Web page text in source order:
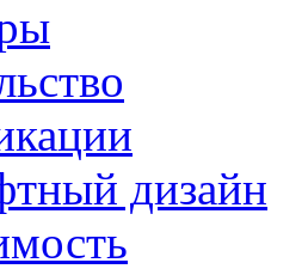
дизайн